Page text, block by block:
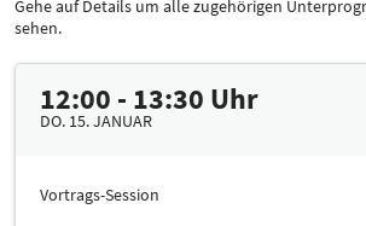
Gehe auf Details um alle zugehörigen
sehen.
12:00 - 13:30 Uhr
DO. 15. JANUAR
Vortrags-Session